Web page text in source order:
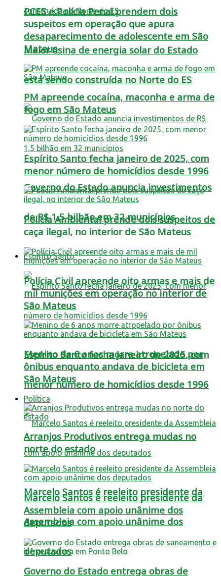
Maior usina de energia solar do Estado
está sendo construída no Norte do ES
Governo do Estado anuncia investimentos
de R$ 1,5 bilhão em 32 municípios
Espírito Santo
Espírito Santo fecha janeiro de 2025, com
menor número de homicídios desde 1996
Marcelo Santos é reeleito presidente da
Assembleia com apoio unânime dos
deputados
PCES e Polícia Penal prendem dois
suspeitos em operação que apura
desaparecimento de adolescente em São
Mateus
PM apreende cocaína, maconha e arma de
fogo em São Mateus
Espírito Santo fecha janeiro de 2025, com
menor número de homicídios desde 1996
Polícia Ambiental prende dois suspeitos de
caça ilegal, no interior de São Mateus
Polícia Civil apreende oito armas e mais de
mil munições em operação no interior de
São Mateus
Menino de 6 anos morre atropelado por
ônibus enquanto andava de bicicleta em
São Mateus
Política
Arranjos Produtivos entrega mudas no
norte do estado
Marcelo Santos é reeleito presidente da
Assembleia com apoio unânime dos
deputados
Governo do Estado entrega obras de